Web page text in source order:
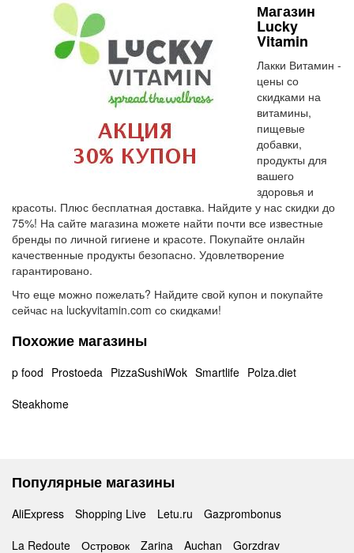
Магазин
Lucky
Vitamin
Лакки Витамин -
цены со
скидками на
витамины,
пищевые
добавки,
продукты для
вашего
здоровья и
красоты. Плюс бесплатная доставка. Найдите у нас скидки до
75%! На сайте магазина можете найти почти все известные
бренды по личной гигиене и красоте. Покупайте онлайн
качественные продукты безопасно. Удовлетворение
гарантировано.
Что еще можно пожелать? Найдите свой купон и покупайте
сейчас на luckyvitamin.com со скидками!
Похожие магазины
p food Prostoeda PizzaSushiWok Smartlife Polza.diet
Steakhome
Популярные магазины
AliExpress Shopping Live Letu.ru
Gazprombonus
La Redoute
Островок Zarina Auchan Gorzdrav